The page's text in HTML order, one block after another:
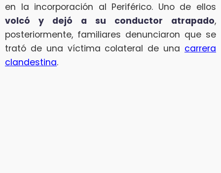
en la incorporación al Periférico. Uno de ellos
volcó y dejó a su conductor atrapado,
posteriormente, familiares denunciaron que se
trató de una víctima colateral de una carrera
clandestina.